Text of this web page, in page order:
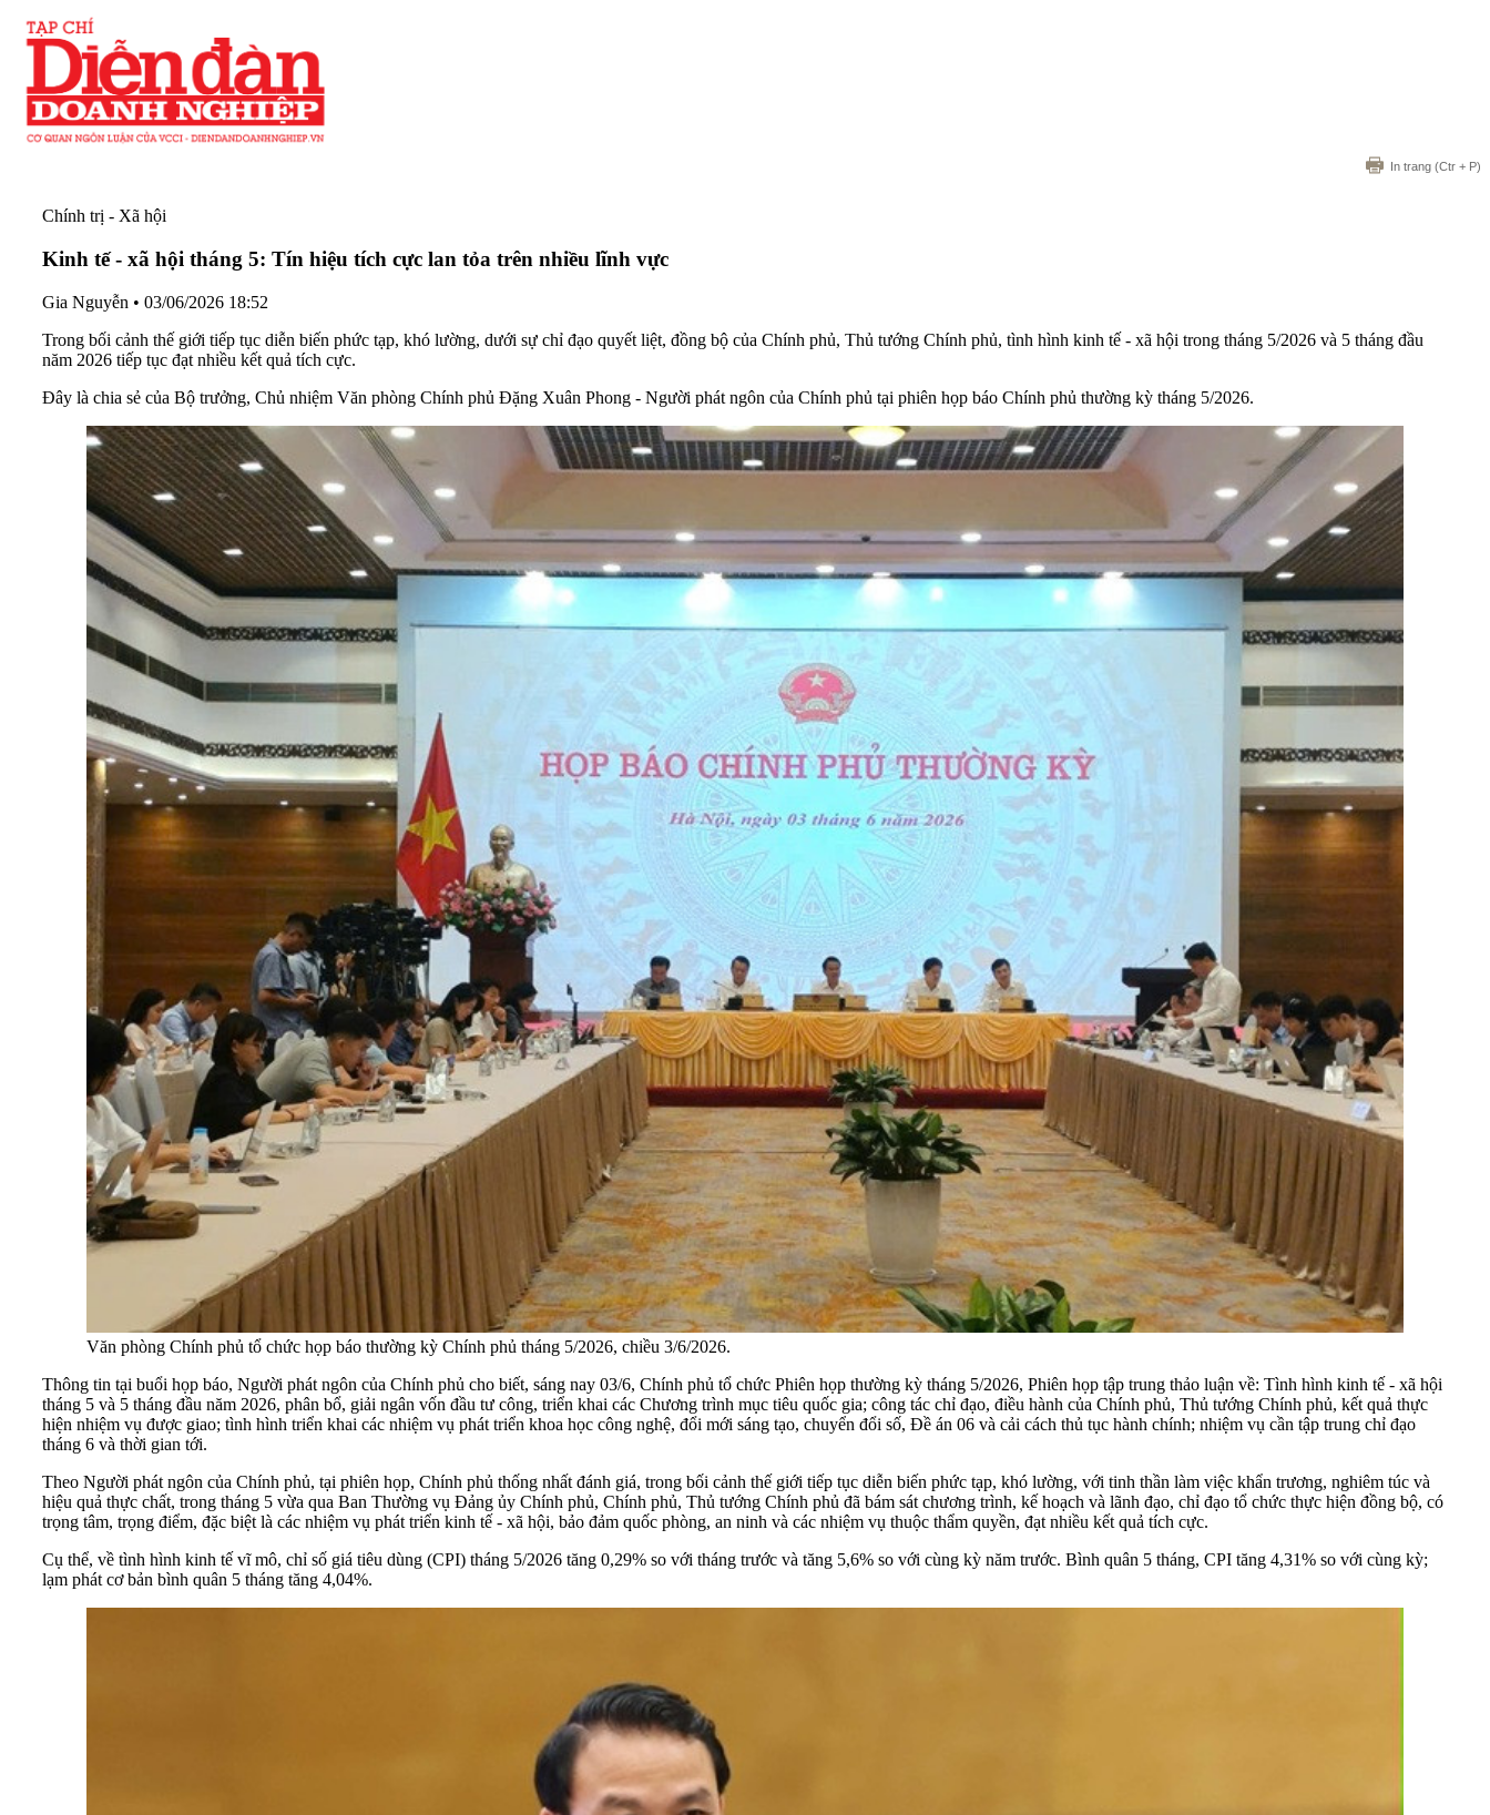
In trang (Ctr + P)
Chính trị - Xã hội
Kinh tế - xã hội tháng 5: Tín hiệu tích cực lan tỏa trên nhiều lĩnh vực
Gia Nguyễn • 03/06/2026 18:52
Trong bối cảnh thế giới tiếp tục diễn biến phức tạp, khó lường, dưới sự chỉ đạo quyết liệt, đồng bộ của Chính phủ, Thủ tướng Chính phủ, tình hình kinh tế - xã hội trong tháng 5/2026 và 5 tháng đầu
năm 2026 tiếp tục đạt nhiều kết quả tích cực.
Đây là chia sẻ của Bộ trưởng, Chủ nhiệm Văn phòng Chính phủ Đặng Xuân Phong - Người phát ngôn của Chính phủ tại phiên họp báo Chính phủ thường kỳ tháng 5/2026.
Văn phòng Chính phủ tổ chức họp báo thường kỳ Chính phủ tháng 5/2026, chiều 3/6/2026.
Thông tin tại buổi họp báo, Người phát ngôn của Chính phủ cho biết, sáng nay 03/6, Chính phủ tổ chức Phiên họp thường kỳ tháng 5/2026, Phiên họp tập trung thảo luận về: Tình hình kinh tế - xã hội
tháng 5 và 5 tháng đầu năm 2026, phân bổ, giải ngân vốn đầu tư công, triển khai các Chương trình mục tiêu quốc gia; công tác chỉ đạo, điều hành của Chính phủ, Thủ tướng Chính phủ, kết quả thực
hiện nhiệm vụ được giao; tình hình triển khai các nhiệm vụ phát triển khoa học công nghệ, đổi mới sáng tạo, chuyển đổi số, Đề án 06 và cải cách thủ tục hành chính; nhiệm vụ cần tập trung chỉ đạo
tháng 6 và thời gian tới.
Theo Người phát ngôn của Chính phủ, tại phiên họp, Chính phủ thống nhất đánh giá, trong bối cảnh thế giới tiếp tục diễn biến phức tạp, khó lường, với tinh thần làm việc khẩn trương, nghiêm túc và
hiệu quả thực chất, trong tháng 5 vừa qua Ban Thường vụ Đảng ủy Chính phủ, Chính phủ, Thủ tướng Chính phủ đã bám sát chương trình, kế hoạch và lãnh đạo, chỉ đạo tổ chức thực hiện đồng bộ, có
trọng tâm, trọng điểm, đặc biệt là các nhiệm vụ phát triển kinh tế - xã hội, bảo đảm quốc phòng, an ninh và các nhiệm vụ thuộc thẩm quyền, đạt nhiều kết quả tích cực.
Cụ thể, về tình hình kinh tế vĩ mô, chỉ số giá tiêu dùng (CPI) tháng 5/2026 tăng 0,29% so với tháng trước và tăng 5,6% so với cùng kỳ năm trước. Bình quân 5 tháng, CPI tăng 4,31% so với cùng kỳ;
lạm phát cơ bản bình quân 5 tháng tăng 4,04%.